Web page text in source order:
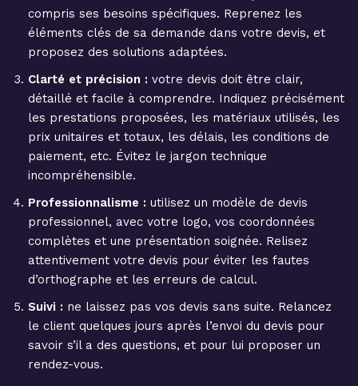
compris ses besoins spécifiques. Reprenez les
éléments clés de sa demande dans votre devis, et
proposez des solutions adaptées.
Clarté et précision : votre devis doit être clair,
détaillé et facile à comprendre. Indiquez précisément
les prestations proposées, les matériaux utilisés, les
prix unitaires et totaux, les délais, les conditions de
paiement, etc. Évitez le jargon technique
incompréhensible.
Professionnalisme : utilisez un modèle de devis
professionnel, avec votre logo, vos coordonnées
complètes et une présentation soignée. Relisez
attentivement votre devis pour éviter les fautes
d’orthographe et les erreurs de calcul.
Suivi : ne laissez pas vos devis sans suite. Relancez
le client quelques jours après l’envoi du devis pour
savoir s’il a des questions, et pour lui proposer un
rendez-vous.